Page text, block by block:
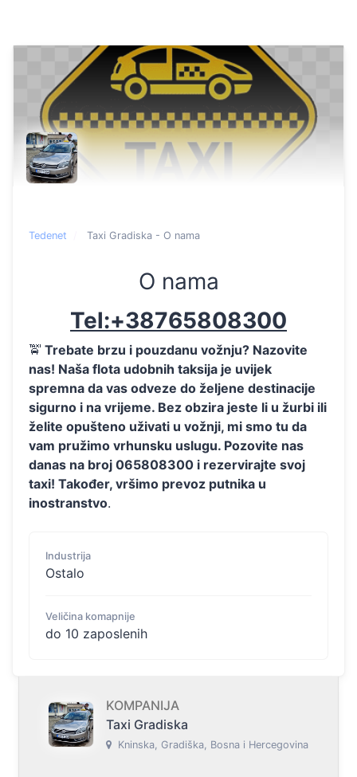
Tedenet Taxi Gradiska - O nama
O nama
Tel:+38765808300
🚖 Trebate brzu i pouzdanu vožnju? Nazovite
nas! Naša flota udobnih taksija je uvijek
spremna da vas odveze do željene destinacije
sigurno i na vrijeme. Bez obzira jeste li u žurbi ili
želite opušteno uživati u vožnji, mi smo tu da
vam pružimo vrhunsku uslugu. Pozovite nas
danas na broj 065808300 i rezervirajte svoj
taxi! Također, vršimo prevoz putnika u
inostranstvo.
Industrija
Ostalo
Veličina komapnije
do 10 zaposlenih
KOMPANIJA
Taxi Gradiska
Kninska, Gradiška, Bosna i Hercegovina